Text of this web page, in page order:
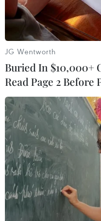
Tòa nhà chọc trời Torre
Ngày 24/4, cảnh sát
giữ một người đàn
JG Wentworth
Buried In $10,000+
Read Page 2 Before